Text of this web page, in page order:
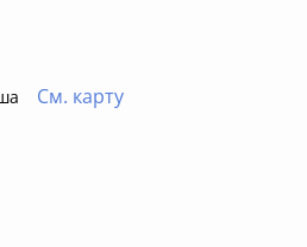
См. карту